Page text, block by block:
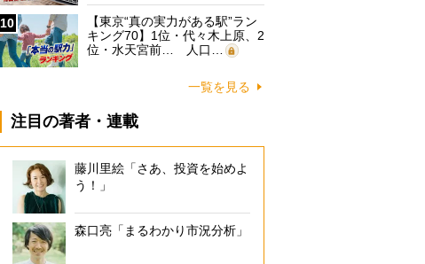
10
【東京“真の実力がある駅”ラン
キング70】1位・代々木上原、2
位・水天宮前… 人口…
一覧を見る
注目の著者・連載
藤川里絵「さあ、投資を始めよ
う！」
森口亮「まるわかり市況分析」